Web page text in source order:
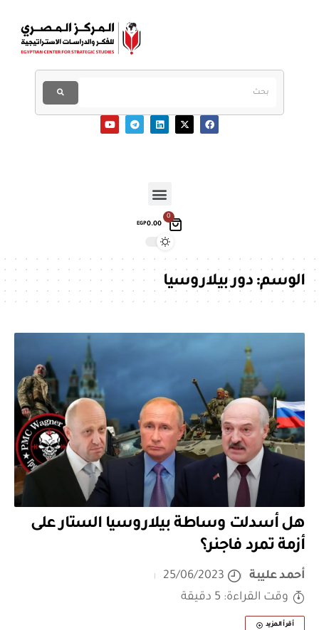
0
EGP0.00
الوسم:دور بيلاروسيا
هل أسدلت وساطة بيلاروسيا الستار على
أزمة تمرد فاجنر؟
أحمد عليبة
25/06/2023
وقت القراءة: 5 دقيقة
أقرأ المزيد